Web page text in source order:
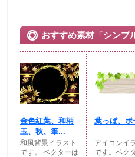
おすすめ素材「シンプ
金色紅葉、和柄
玉、秋、筆...
和風背景イラスト
です。 ベクターは
葉っぱ、ボ
アイコンイ
です。ベク